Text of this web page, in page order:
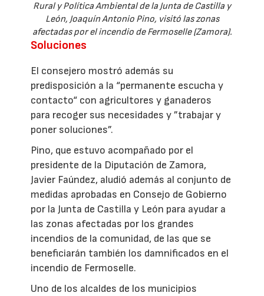
Rural y Política Ambiental de la Junta de Castilla y
León, Joaquín Antonio Pino, visitó las zonas
afectadas por el incendio de Fermoselle (Zamora).
Soluciones
El consejero mostró además su
predisposición a la “permanente escucha y
contacto“ con agricultores y ganaderos
para recoger sus necesidades y ”trabajar y
poner soluciones”.
Pino, que estuvo acompañado por el
presidente de la Diputación de Zamora,
Javier Faúndez, aludió además al conjunto de
medidas aprobadas en Consejo de Gobierno
por la Junta de Castilla y León para ayudar a
las zonas afectadas por los grandes
incendios de la comunidad, de las que se
beneficiarán también los damnificados en el
incendio de Fermoselle.
Uno de los alcaldes de los municipios